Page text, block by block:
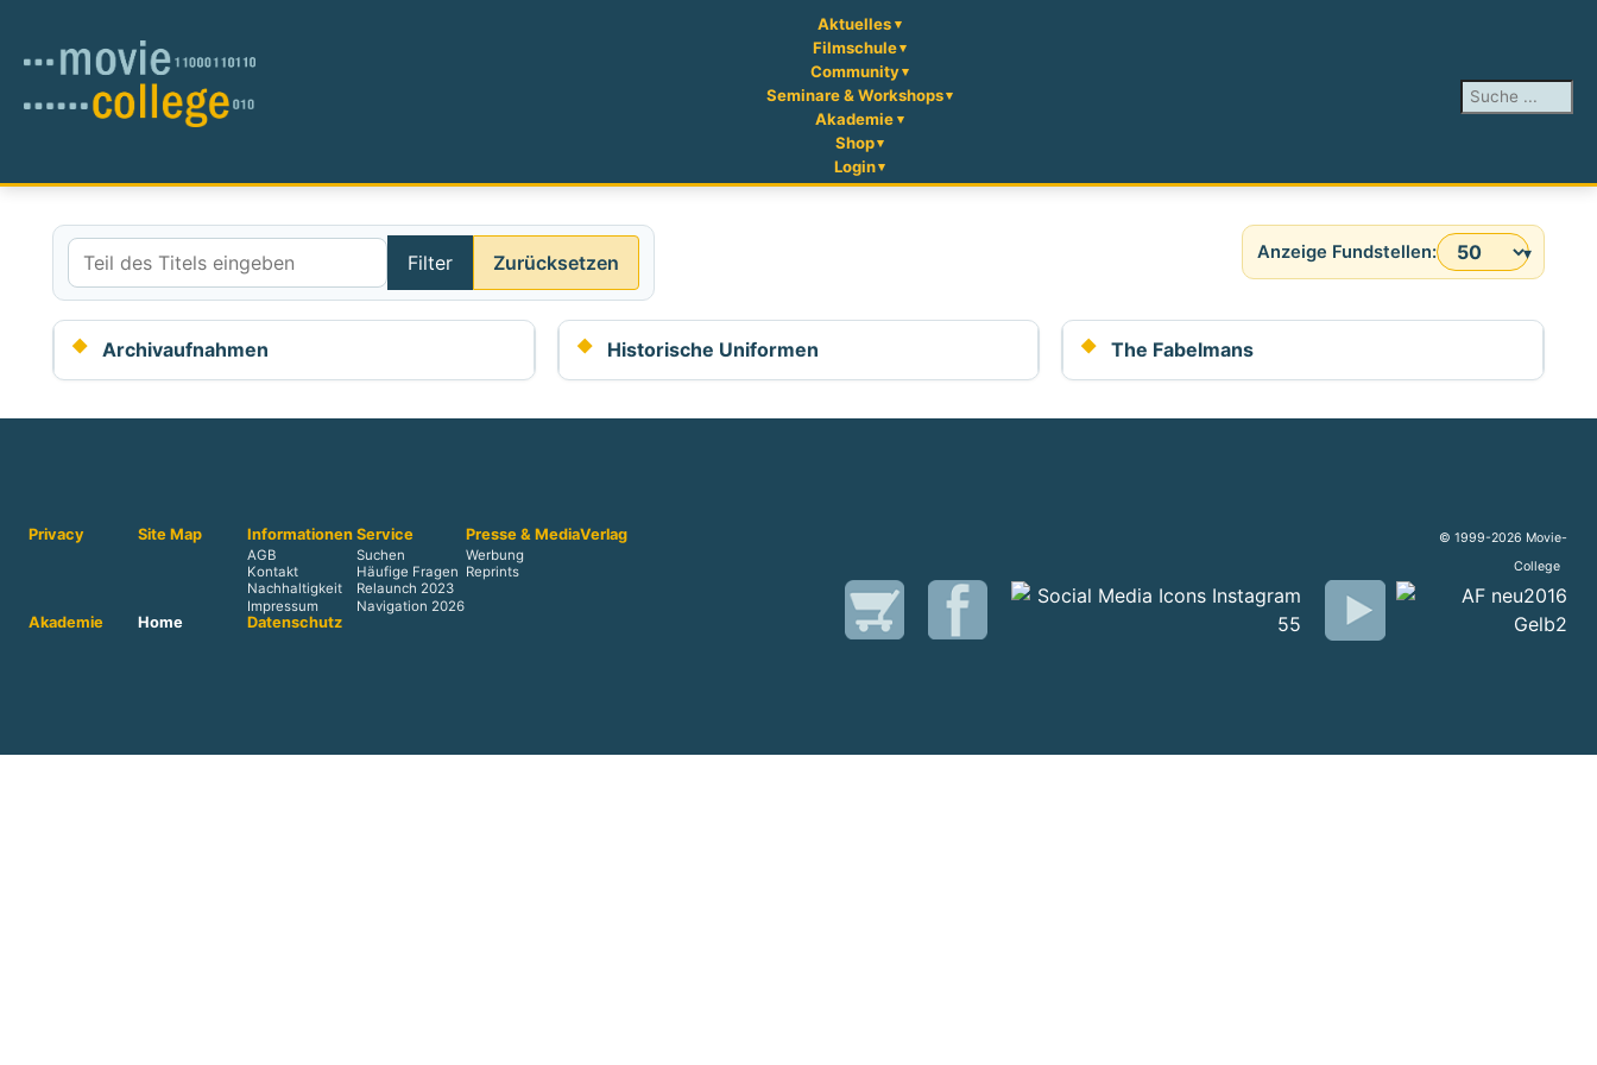
Aktuelles
Filmschule
Community
Seminare & Workshops
Akademie
Shop
Login
Suchen ...
Teil des Titels eingeben
Filter Zurücksetzen Anzeige #
Archivaufnahmen Historische Uniformen The Fabelmans
Privacy Site Map Informationen
AGB
Kontakt
Nachhaltigkeit
Impressum
Service
Suchen
Häufige Fragen
Relaunch 2023
Navigation 2026
Presse & Media
Werbung
Reprints
Verlag
Akademie Home Datenschutz
© 1999-2026 Movie-
College